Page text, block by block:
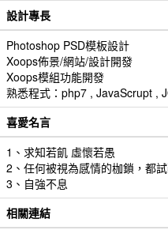
設計專長
Photoshop PSD模板設計
Xoops佈景/網站/設計開發
Xoops模組功能開發
熟悉程式：php7 , JavaScrupt ,
喜愛名言
1、求知若飢 虛懷若愚
2、任何被視為感情的枷鎖，都
3、自強不息
相關連結